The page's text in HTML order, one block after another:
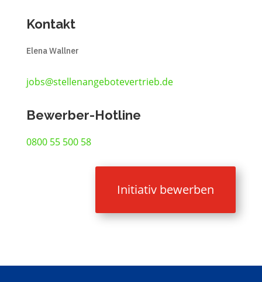
Kontakt
Elena Wallner
jobs@stellenangebotevertrieb.de
Bewerber-Hotline
0800 55 500 58
Initiativ bewerben